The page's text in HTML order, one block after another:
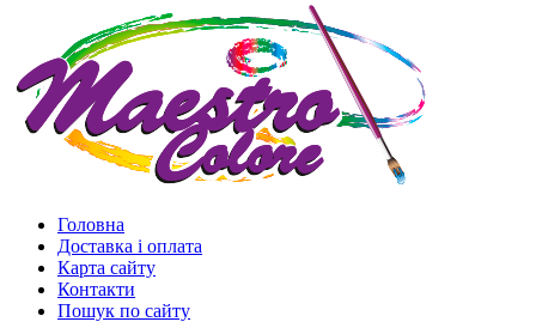
Головна
Доставка і оплата
Карта сайту
Контакти
Пошук по сайту